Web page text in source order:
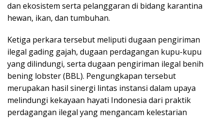
dan ekosistem serta pelanggaran di bidang karantina
hewan, ikan, dan tumbuhan.
Ketiga perkara tersebut meliputi dugaan pengiriman
ilegal gading gajah, dugaan perdagangan kupu-kupu
yang dilindungi, serta dugaan pengiriman ilegal benih
bening lobster (BBL). Pengungkapan tersebut
merupakan hasil sinergi lintas instansi dalam upaya
melindungi kekayaan hayati Indonesia dari praktik
perdagangan ilegal yang mengancam kelestarian